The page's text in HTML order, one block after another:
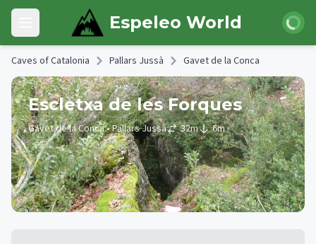
Skip to main content
Open main menu Espeleo World Login
Caves of Catalonia Pallars Jussà Gavet de la Conca
Escletxa de les Forques
Gavet de la Conca• Pallars Jussà 32m 6m